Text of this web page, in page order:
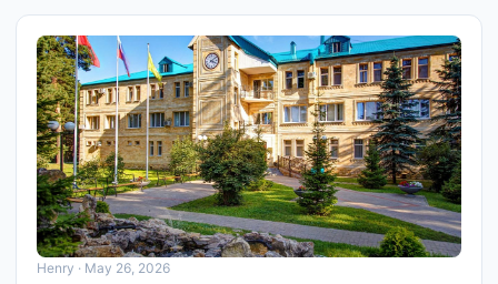
Henry · May 26, 2026